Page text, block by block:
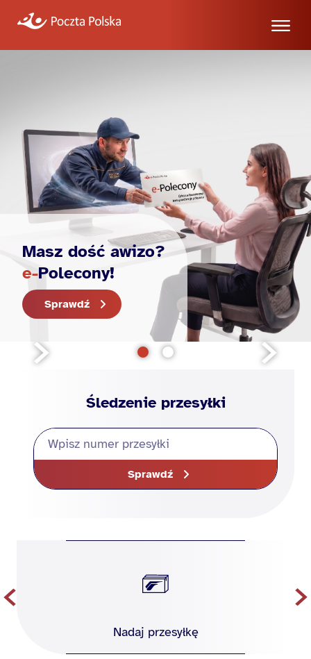
Masz dość awizo?
e-Polecony!
Sprawdź
Śledzenie przesyłki
Sprawdź
Nadaj przesyłkę